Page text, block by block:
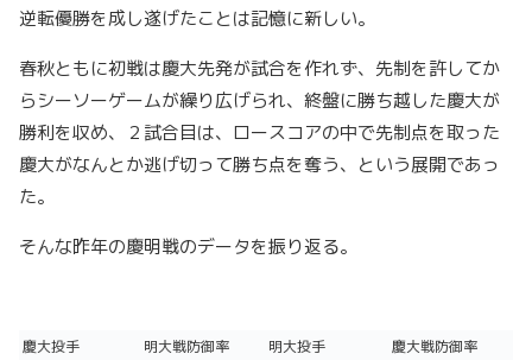
逆転優勝を成し遂げたことは記憶に新しい。
春秋ともに初戦は慶大先発が試合を作れず、先制を許してか
らシーソーゲームが繰り広げられ、終盤に勝ち越した慶大が
勝利を収め、２試合目は、ロースコアの中で先制点を取った
慶大がなんとか逃げ切って勝ち点を奪う、という展開であっ
た。
そんな昨年の慶明戦のデータを振り返る。
慶大投手 明大戦防御率 明大投手 慶大戦防御率